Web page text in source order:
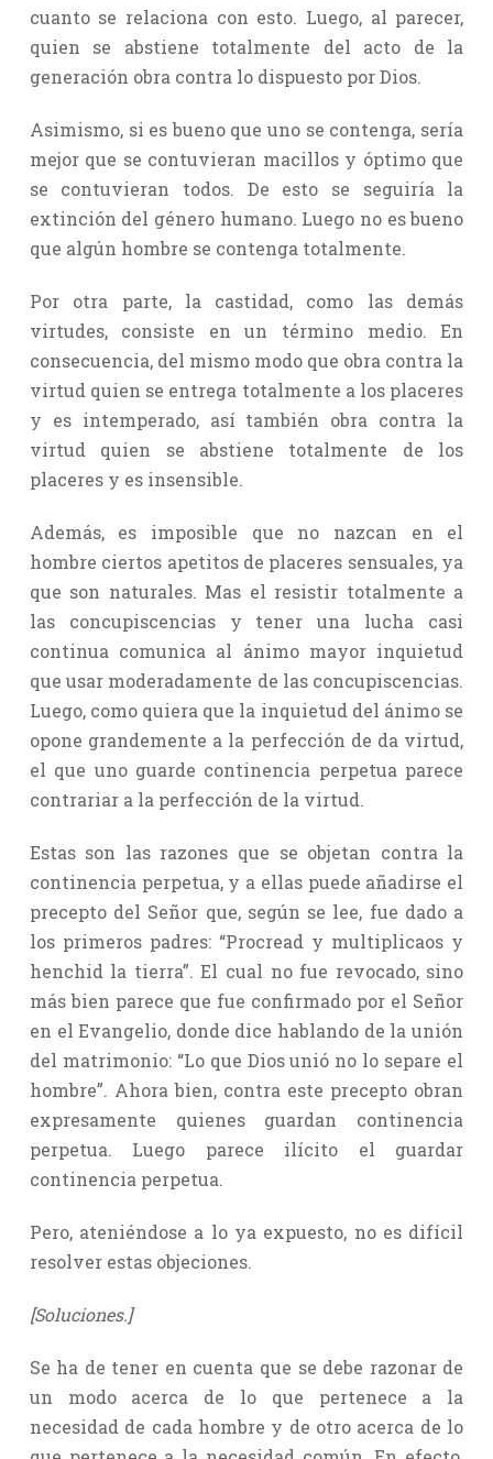
cuanto se relaciona con esto. Luego, al parecer,
quien se abstiene totalmente del acto de la
generación obra contra lo dispuesto por Dios.
Asimismo, si es bueno que uno se contenga, sería
mejor que se contuvieran macillos y óptimo que
se contuvieran todos. De esto se seguiría la
extinción del género humano. Luego no es bueno
que algún hombre se contenga totalmente.
Por otra parte, la castidad, como las demás
virtudes, consiste en un término medio. En
consecuencia, del mismo modo que obra contra la
virtud quien se entrega totalmente a los placeres
y es intemperado, así también obra contra la
virtud quien se abstiene totalmente de los
placeres y es insensible.
Además, es imposible que no nazcan en el
hombre ciertos apetitos de placeres sensuales, ya
que son naturales. Mas el resistir totalmente a
las concupiscencias y tener una lucha casi
continua comunica al ánimo mayor inquietud
que usar moderadamente de las concupiscencias.
Luego, como quiera que la inquietud del ánimo se
opone grandemente a la perfección de da virtud,
el que uno guarde continencia perpetua parece
contrariar a la perfección de la virtud.
Estas son las razones que se objetan contra la
continencia perpetua, y a ellas puede añadirse el
precepto del Señor que, según se lee, fue dado a
los primeros padres: “Procread y multiplicaos y
henchid la tierra”. El cual no fue revocado, sino
más bien parece que fue confirmado por el Señor
en el Evangelio, donde dice hablando de la unión
del matrimonio: “Lo que Dios unió no lo separe el
hombre”. Ahora bien, contra este precepto obran
expresamente quienes guardan continencia
perpetua. Luego parece ilícito el guardar
continencia perpetua.
Pero, ateniéndose a lo ya expuesto, no es difícil
resolver estas objeciones.
[Soluciones.]
Se ha de tener en cuenta que se debe razonar de
un modo acerca de lo que pertenece a la
necesidad de cada hombre y de otro acerca de lo